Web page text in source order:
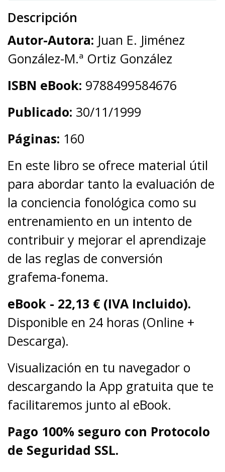
Descripción
Autor-Autora: Juan E. Jiménez
González-M.ª Ortiz González
ISBN eBook: 9788499584676
Publicado: 30/11/1999
Páginas: 160
En este libro se ofrece material útil
para abordar tanto la evaluación de
la conciencia fonológica como su
entrenamiento en un intento de
contribuir y mejorar el aprendizaje
de las reglas de conversión
grafema-fonema.
eBook - 22,13 € (IVA Incluido).
Disponible en 24 horas (Online +
Descarga).
Visualización en tu navegador o
descargando la App gratuita que te
facilitaremos junto al eBook.
Pago 100% seguro con Protocolo
de Seguridad SSL.